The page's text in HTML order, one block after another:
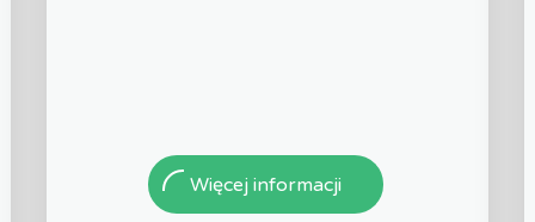
Więcej informacji